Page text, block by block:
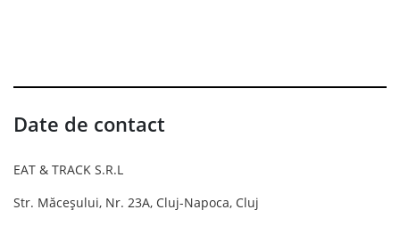
Date de contact
EAT & TRACK S.R.L
Str. Măceșului, Nr. 23A, Cluj-Napoca, Cluj